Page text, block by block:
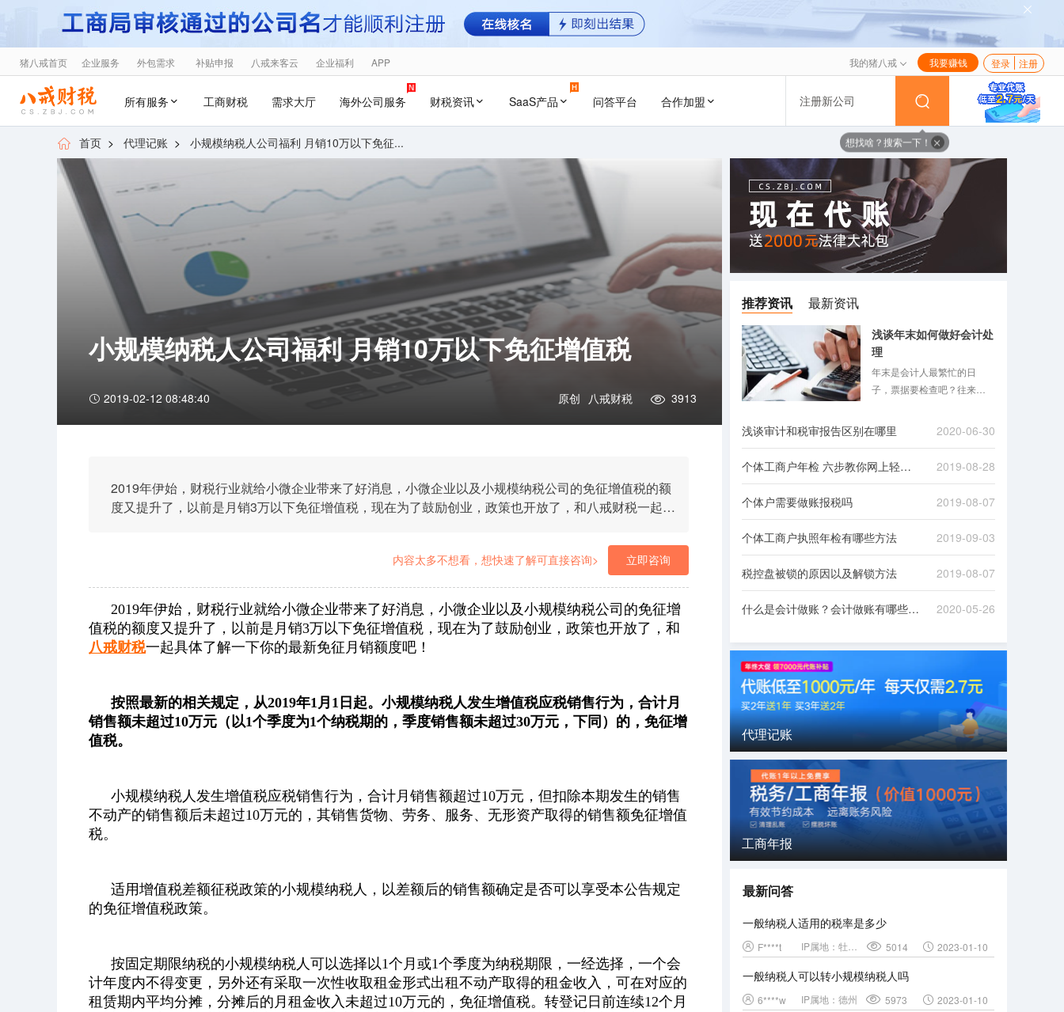
猪八戒首页 企业服务 外包需求 补贴申报 八戒来客云 企业福利 APP 我的猪八戒 我要赚钱 登录 注册
所有服务 工商财税 需求大厅 海外公司服务 财税资讯 SaaS产品 问答平台 合作加盟 注册新公司
想找啥？搜索一下！
首页 > 代理记账 > 小规模纳税人公司福利 月销10万以下免征...
小规模纳税人公司福利 月销10万以下免征增值税
2019-02-12 08:48:40 原创 八戒财税 3913
2019年伊始，财税行业就给小微企业带来了好消息，小微企业以及小规模纳税公司的免征增值税的额
度又提升了，以前是月销3万以下免征增值税，现在为了鼓励创业，政策也开放了，和八戒财税一起具
内容太多不想看，想快速了解可直接咨询> 立即咨询
2019年伊始，财税行业就给小微企业带来了好消息，小微企业以及小规模纳税公司的免征增
值税的额度又提升了，以前是月销3万以下免征增值税，现在为了鼓励创业，政策也开放了，和
八戒财税一起具体了解一下你的最新免征月销额度吧！
按照最新的相关规定，从2019年1月1日起。小规模纳税人发生增值税应税销售行为，合计月
销售额未超过10万元（以1个季度为1个纳税期的，季度销售额未超过30万元，下同）的，免征增
值税。
小规模纳税人发生增值税应税销售行为，合计月销售额超过10万元，但扣除本期发生的销售
不动产的销售额后未超过10万元的，其销售货物、劳务、服务、无形资产取得的销售额免征增值
税。
适用增值税差额征税政策的小规模纳税人，以差额后的销售额确定是否可以享受本公告规定
的免征增值税政策。
按固定期限纳税的小规模纳税人可以选择以1个月或1个季度为纳税期限，一经选择，一个会
计年度内不得变更，另外还有采取一次性收取租金形式出租不动产取得的租金收入，可在对应的
租赁期内平均分摊，分摊后的月租金收入未超过10万元的，免征增值税。转登记日前连续12个月
推荐资讯 最新资讯
浅谈年末如何做好会计处
理
年末是会计人最繁忙的日
子，票据要检查吧？往来款
头大？跟着八戒财税一起来
看看吧！
浅谈审计和税审报告区别在哪里 2020-06-30
个体工商户年检 六步教你网上轻松办理 2019-08-28
个体户需要做账报税吗 2019-08-07
个体工商户执照年检有哪些方法 2019-09-03
税控盘被锁的原因以及解锁方法 2019-08-07
什么是会计做账？会计做账有哪些流程？ 2020-05-26
代理记账
工商年报
最新问答
一般纳税人适用的税率是多少
F****t IP属地： 5014 2023-01-10
一般纳税人可以转小规模纳税人吗
6****w IP属地： 德州 5973 2023-01-10